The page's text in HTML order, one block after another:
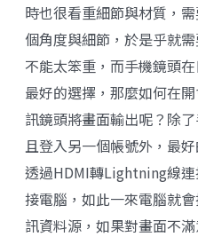
時也很看重細節與材質，
個角度與細節，於是乎就
不能太笨重，而手機鏡頭
最好的選擇，那麼如何在
訊鏡頭將畫面輸出呢？除
且登入另一個帳號外，最
透過HDMI轉Lightning線
接電腦，如此一來電腦就
訊資料源，如果對畫面不